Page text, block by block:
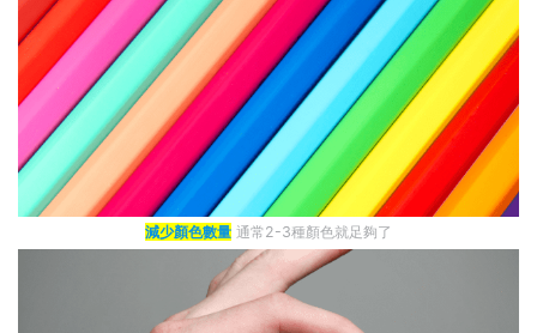
減少顏色數量 通常2-3種顏色就足夠了